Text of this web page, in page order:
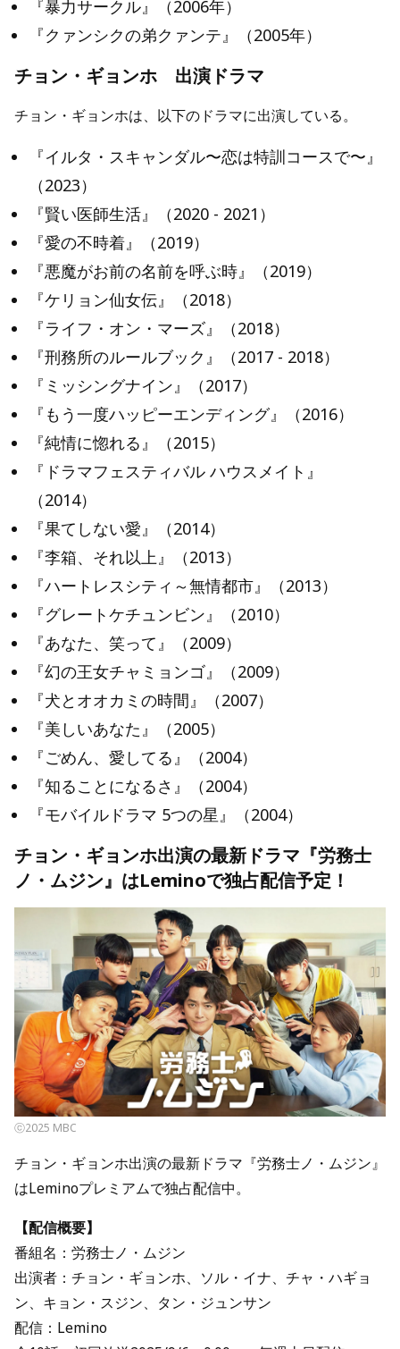
『暴力サークル』（2006年）
『クァンシクの弟クァンテ』（2005年）
チョン・ギョンホ 出演ドラマ
チョン・ギョンホは、以下のドラマに出演している。
『イルタ・スキャンダル〜恋は特訓コースで〜』
（2023）
『賢い医師生活』（2020 - 2021）
『愛の不時着』（2019）
『悪魔がお前の名前を呼ぶ時』（2019）
『ケリョン仙女伝』（2018）
『ライフ・オン・マーズ』（2018）
『刑務所のルールブック』（2017 - 2018）
『ミッシングナイン』（2017）
『もう一度ハッピーエンディング』（2016）
『純情に惚れる』（2015）
『ドラマフェスティバル ハウスメイト』
（2014）
『果てしない愛』（2014）
『李箱、それ以上』（2013）
『ハートレスシティ～無情都市』（2013）
『グレートケチュンビン』（2010）
『あなた、笑って』（2009）
『幻の王女チャミョンゴ』（2009）
『犬とオオカミの時間』（2007）
『美しいあなた』（2005）
『ごめん、愛してる』（2004）
『知ることになるさ』（2004）
『モバイルドラマ 5つの星』（2004）
チョン・ギョンホ出演の最新ドラマ『労務士
ノ・ムジン』はLeminoで独占配信予定！
ⓒ2025 MBC
チョン・ギョンホ出演の最新ドラマ『労務士ノ・ムジン』
はLeminoプレミアムで独占配信中。
【配信概要】
番組名：労務士ノ・ムジン
出演者：チョン・ギョンホ、ソル・イナ、チャ・ハギョ
ン、キョン・スジン、タン・ジュンサン
配信：Lemino